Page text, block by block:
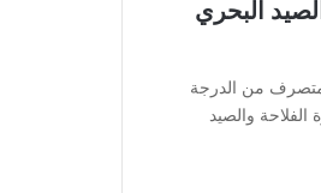
البحري
متصرف من الدرجة
بوزارة الفلاحة والصيد